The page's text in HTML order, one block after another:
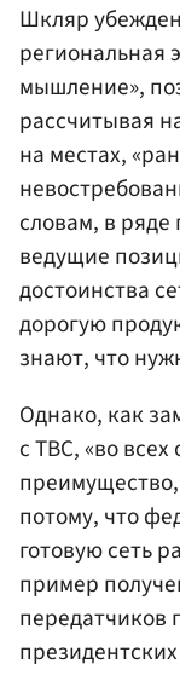
Шкляр
региональная
мышление»,
рассчитывая
на местах,
словам, в
ведущие
достоинства
дорогую
знают, что
Однако, как
с ТВС, «во
потому, что
готовую сеть
пример
передатчиков